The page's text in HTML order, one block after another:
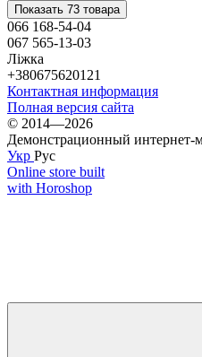
Показать 73 товара
066 168-54-04
067 565-13-03
Ліжка
+380675620121
Контактная информация
Полная версия сайта
© 2014—2026
Демонстрационный интернет-
Укр Рус
Online store built
with Horoshop